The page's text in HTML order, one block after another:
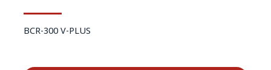
BCR-300 V-PLUS